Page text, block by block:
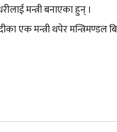
मन्त्री बनाएका हुन् ।
एक मन्त्री थपेर मन्त्रिमण्डल